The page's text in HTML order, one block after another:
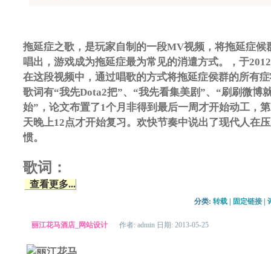
拖延症之歌，是玩家自制的一段MV视频，将拖延症候
唱出，游戏成为拖延症最为常见的消遣方式。，于
在这段视频中，通过唱歌的方式将拖延症侯群的所有
歌词有“我先Dota2把”、“我先看集美剧”、“刷刷微博
始”，论文布置了1个月非得到最后一周才开始动工，
天晚上12点才开始复习。欢快节奏中说出了现代人在
惯。
歌词：
查看更多...
分类: 转载 固定链接
丽江花马酒店_网站设计 作者: admin 日期: 2013-05-25